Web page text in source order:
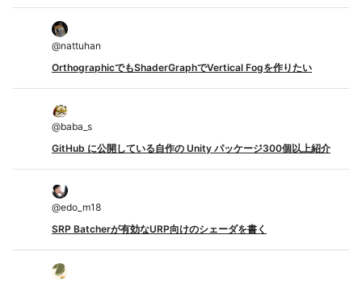
@nattuhan
OrthographicでもShaderGraphでVertical Fogを作りたい
@baba_s
GitHub に公開している自作の Unity パッケージ300個以上紹介
@edo_m18
SRP Batcherが有効なURP向けのシェーダを書く